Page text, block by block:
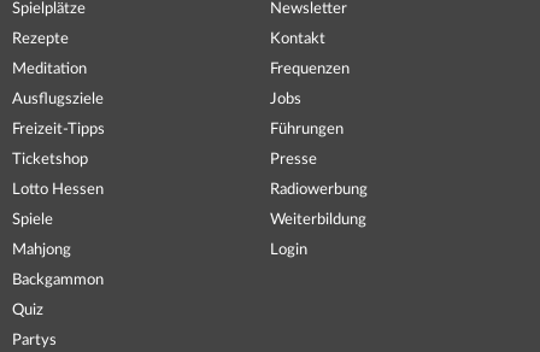
Spielplätze
Rezepte
Meditation
Ausflugsziele
Freizeit-Tipps
Ticketshop
Lotto Hessen
Spiele
Mahjong
Backgammon
Quiz
Partys
Newsletter
Kontakt
Frequenzen
Jobs
Führungen
Presse
Radiowerbung
Weiterbildung
Login